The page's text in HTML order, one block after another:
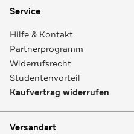
Service
Hilfe & Kontakt
Partnerprogramm
Widerrufsrecht
Studentenvorteil
Kaufvertrag widerrufen
Versandart